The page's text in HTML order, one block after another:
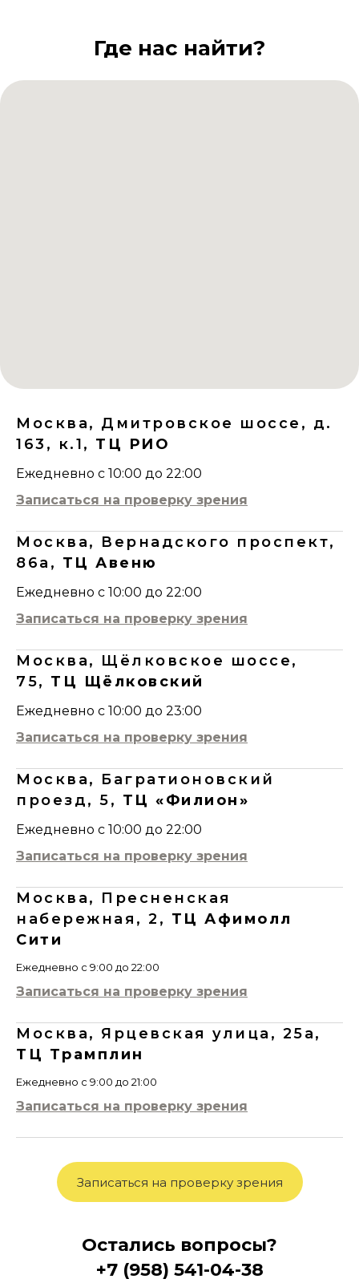
Где нас найти?
Москва, Дмитровское шоссе, д.
163, к.1, ТЦ РИО
Ежедневно с 10:00 до 22:00
Записаться на проверку зрения
Москва, Вернадского проспект,
86а, ТЦ Авеню
Ежедневно с 10:00 до 22:00
Записаться на проверку зрения
Москва, Щёлковское шоссе,
75, ТЦ Щёлковский
Ежедневно с 10:00 до 23:00
Записаться на проверку зрения
Москва, Багратионовский
проезд, 5, ТЦ «Филион»
Ежедневно с 10:00 до 22:00
Записаться на проверку зрения
Москва, Пресненская
набережная, 2, ТЦ Афимолл
Сити
Ежедневно с 9:00 до 22:00
Записаться на проверку зрения
Москва, Ярцевская улица, 25а,
ТЦ Трамплин
Ежедневно с 9:00 до 21:00
Записаться на проверку зрения
Записаться на проверку зрения
Остались вопросы?
+7 (958) 541-04-38